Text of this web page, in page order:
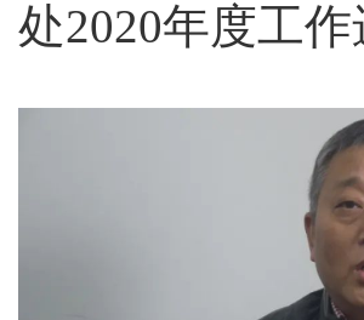
处2020年度工